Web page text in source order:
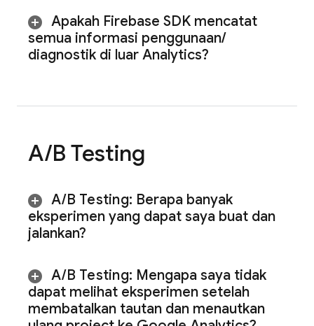
Apakah Firebase SDK mencatat
semua informasi penggunaan/
diagnostik di luar Analytics?
A/B Testing
A/B Testing: Berapa banyak
eksperimen yang dapat saya buat dan
jalankan?
A/B Testing: Mengapa saya tidak
dapat melihat eksperimen setelah
membatalkan tautan dan menautkan